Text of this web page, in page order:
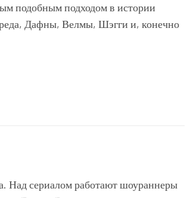
подобным подходом в истории
Дафны, Велмы, Шэгги и, конечно
Над сериалом работают шоураннеры